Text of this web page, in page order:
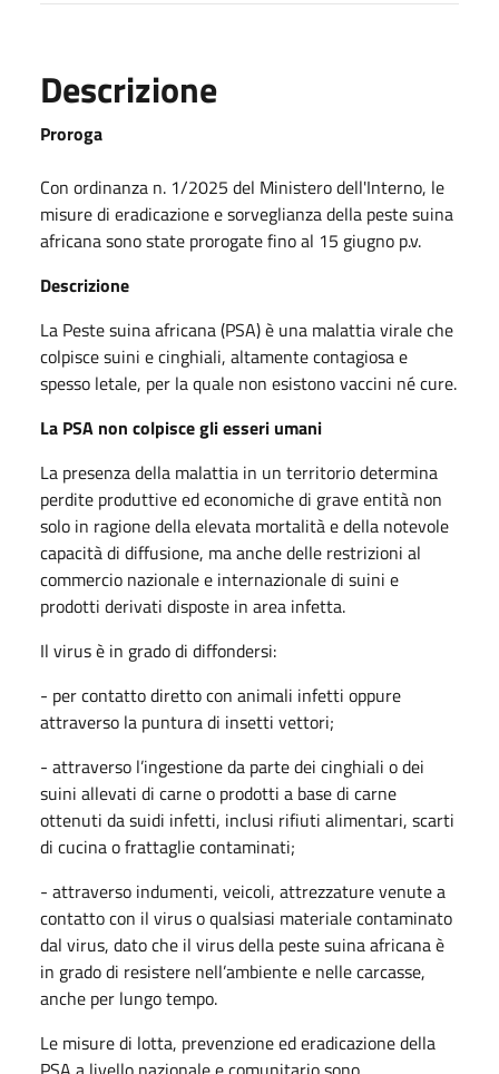
Descrizione
Proroga
Con ordinanza n. 1/2025 del Ministero dell'Interno, le
misure di eradicazione e sorveglianza della peste suina
africana sono state prorogate fino al 15 giugno p.v.
Descrizione
La Peste suina africana (PSA) è una malattia virale che
colpisce suini e cinghiali, altamente contagiosa e
spesso letale, per la quale non esistono vaccini né cure.
La PSA non colpisce gli esseri umani
La presenza della malattia in un territorio determina
perdite produttive ed economiche di grave entità non
solo in ragione della elevata mortalità e della notevole
capacità di diffusione, ma anche delle restrizioni al
commercio nazionale e internazionale di suini e
prodotti derivati disposte in area infetta.
Il virus è in grado di diffondersi:
- per contatto diretto con animali infetti oppure
attraverso la puntura di insetti vettori;
- attraverso l’ingestione da parte dei cinghiali o dei
suini allevati di carne o prodotti a base di carne
ottenuti da suidi infetti, inclusi rifiuti alimentari, scarti
di cucina o frattaglie contaminati;
- attraverso indumenti, veicoli, attrezzature venute a
contatto con il virus o qualsiasi materiale contaminato
dal virus, dato che il virus della peste suina africana è
in grado di resistere nell’ambiente e nelle carcasse,
anche per lungo tempo.
Le misure di lotta, prevenzione ed eradicazione della